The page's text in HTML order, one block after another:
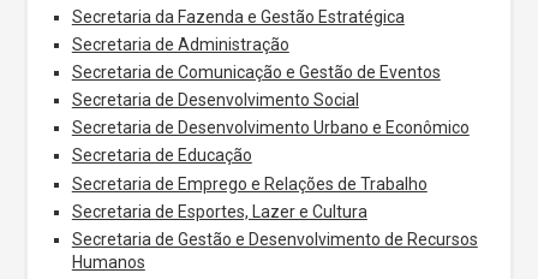
Secretaria da Fazenda e Gestão Estratégica
Secretaria de Administração
Secretaria de Comunicação e Gestão de Eventos
Secretaria de Desenvolvimento Social
Secretaria de Desenvolvimento Urbano e Econômico
Secretaria de Educação
Secretaria de Emprego e Relações de Trabalho
Secretaria de Esportes, Lazer e Cultura
Secretaria de Gestão e Desenvolvimento de Recursos
Humanos